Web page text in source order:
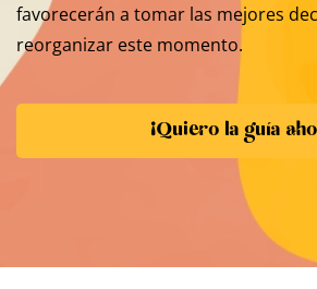
favorecerán a tomar las mejores
reorganizar este momento.
¡Quiero la guía